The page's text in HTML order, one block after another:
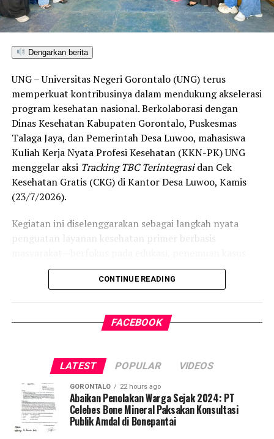
menembus kategori “Unggul”. Sementara kabupaten lain
di Gorontalo masih berada pada kategori “Berkembang”
tertinggi di kawasan SulutGo sebagaimana dipaparkan
dalam Rakorwil TPAKD,” ungkap Wawali Indra Gobel
usai kegiatan.
Indra menambahkan, skor IKAD ini membuktikan bahwa
tingkat keterjangkauan, pemanfaatan, serta inklusivitas
layanan keuangan bagi masyarakat di Kota Gorontalo
berada di posisi terdepan.
menjadi indikator kuat atas keberhasilan pemerintah
daerah dalam mendorong masyarakat agar makin
fasilitas jasa keuangan yang berkelanjutan.
Dengarkan berita
UNG – Universitas Negeri Gorontalo (UNG) terus
memperkuat kontribusinya dalam mendukung akselerasi
program kesehatan nasional. Berkolaborasi dengan
Dinas Kesehatan Kabupaten Gorontalo, Puskesmas
Talaga Jaya, dan Pemerintah Desa Luwoo, mahasiswa
Kuliah Kerja Nyata Profesi Kesehatan (KKN-PK) UNG
menggelar aksi Tracking TBC Terintegrasidan Cek
Kesehatan Gratis (CKG) di Kantor Desa Luwoo, Kamis
(23/7/2026).
Kegiatan ini diselenggarakan sebagai langkah nyata
penguatan layanan kesehatan primer berbasis
case finding), deteksi dini, serta pemutusan rantai
penularan tuberkulosis (TBC) yang masih menjadi salah
Pelaksanaan program ini didampingi secara langsung
M.Kes., dr. Siti Rakhmatia P. Th. Kum, M.Biomed., Ns. Nur
Ayun R. Yusuf, S.Kep., M.Kep., dan Ns. Sartika, S.Kep.,
M.Kep. Pendampingan akademis ini memastikan seluruh
alur intervensi medis dan edukasi berjalan sesuai standar
prosedur operasional.
CONTINUE READING
FACEBOOK
LATEST POPULAR VIDEOS
GORONTALO 22 hours ago
Abaikan Penolakan Warga Sejak 2024: PT
Celebes Bone Mineral Paksakan Konsultasi
Publik Amdal di Bonepantai